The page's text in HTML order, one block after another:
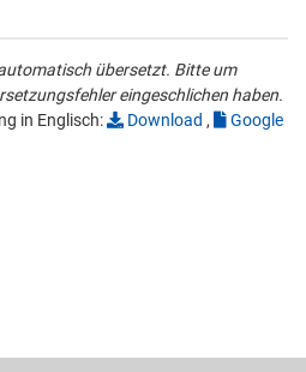
übersetzt. Bitte um
eingeschlichen haben.
in Englisch:
Download ,
Google